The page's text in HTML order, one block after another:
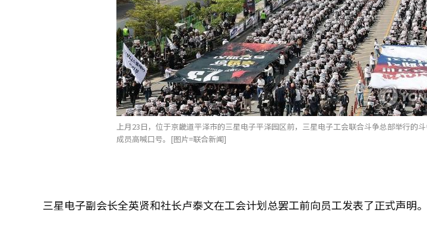
上月23日，位于京畿道平泽市的三星电子平泽园区前，三星电子工会联合斗争总部举行的
成员高喊口号。[图片=联合新闻]
三星电子副会长全英贤和社长卢泰文在工会计划总罢工前向员工发表了正式声明。